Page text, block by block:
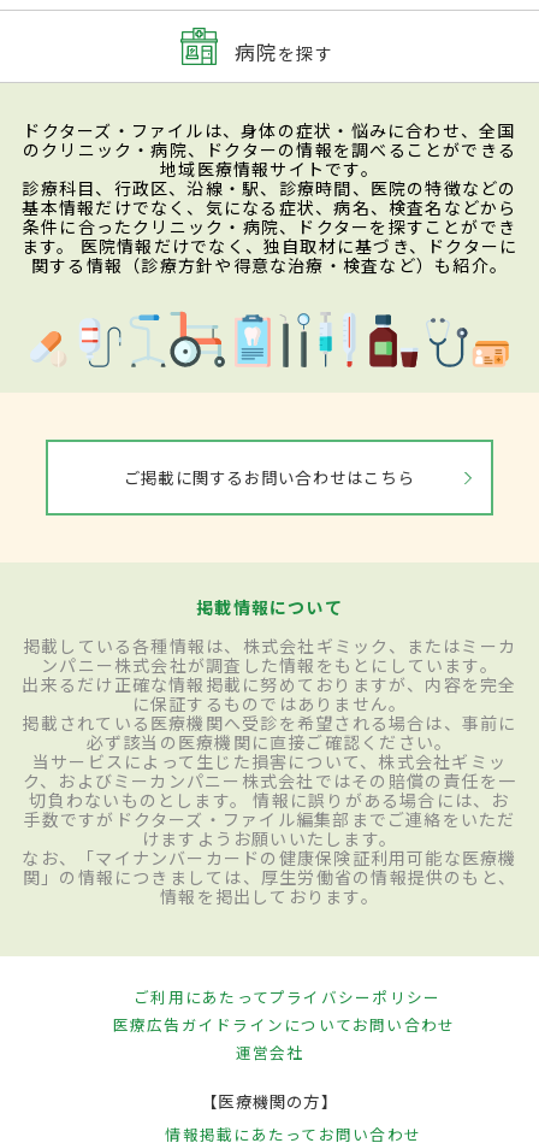
病院を探す
ドクターズ・ファイルは、身体の症状・悩みに合わせ、全国
のクリニック・病院、ドクターの情報を調べることができる
地域医療情報サイトです。
診療科目、行政区、沿線・駅、診療時間、医院の特徴などの
基本情報だけでなく、気になる症状、病名、検査名などから
条件に合ったクリニック・病院、ドクターを探すことができ
ます。 医院情報だけでなく、独自取材に基づき、ドクターに
関する情報（診療方針や得意な治療・検査など）も紹介。
ご掲載に関するお問い合わせはこちら
掲載情報について
掲載している各種情報は、株式会社ギミック、またはミーカ
ンパニー株式会社が調査した情報をもとにしています。
出来るだけ正確な情報掲載に努めておりますが、内容を完全
に保証するものではありません。
掲載されている医療機関へ受診を希望される場合は、事前に
必ず該当の医療機関に直接ご確認ください。
当サービスによって生じた損害について、株式会社ギミッ
ク、およびミーカンパニー株式会社ではその賠償の責任を一
切負わないものとします。 情報に誤りがある場合には、お
手数ですがドクターズ・ファイル編集部までご連絡をいただ
けますようお願いいたします。
なお、「マイナンバーカードの健康保険証利用可能な医療機
関」の情報につきましては、厚生労働省の情報提供のもと、
情報を掲出しております。
ご利用にあたってプライバシーポリシー
医療広告ガイドラインについてお問い合わせ
運営会社
【医療機関の方】
情報掲載にあたって お問い合わせ